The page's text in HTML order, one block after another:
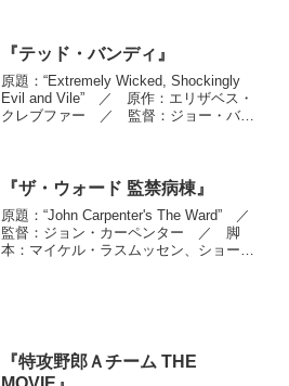
ーションが女性だ、と...
『テッド・バンディ』
原題：“Extremely Wicked, Shockingly
Evil and Vile” ／ 原作：エリザベス・
クレブファー ／ 監督：ジョー・バリ
『ザ・ウォード 監禁病棟』
原題：“John Carpenter's The Ward” ／
監督：ジョン・カーペンター ／ 脚
本：マイケル・ラスムッセン、ショー
『特攻野郎Ａチーム THE